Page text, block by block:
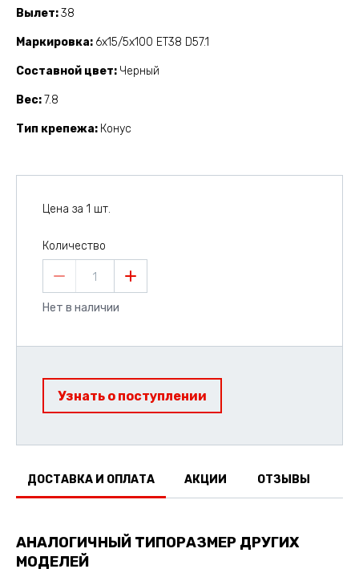
Вылет 38
Маркировка 6x15/5x100 ET38 D57.1
Составной цвет Черный
Вес 7.8
Тип крепежа Конус
Цена за 1 шт.
Количество
1
Нет в наличии
Узнать о поступлении
ДОСТАВКА И ОПЛАТА АКЦИИ ОТЗЫВЫ
АНАЛОГИЧНЫЙ ТИПОРАЗМЕР ДРУГИХ
МОДЕЛЕЙ